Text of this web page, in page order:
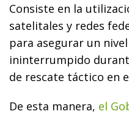
Consiste en la
satelitales y redes
para asegurar un
ininterrumpido
de rescate táctico en
De esta manera, el